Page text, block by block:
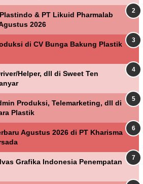
& PT Likuid Pharmalab
2026
di CV Bunga Bakung Plastik
Helper, dll di Sweet Ten
Produksi, Telemarketing, dll di
Plastik
Agustus 2026 di PT Kharisma
Grafika Indonesia Penempatan